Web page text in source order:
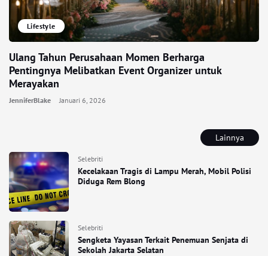
Lainnya
Selebriti
Kecelakaan Tragis di Lampu Merah, Mobil Polisi
Diduga Rem Blong
Selebriti
Sengketa Yayasan Terkait Penemuan Senjata di
Sekolah Jakarta Selatan
Lifestyle
Ulang Tahun Perusahaan Momen Berharga
Pentingnya Melibatkan Event Organizer untuk
Merayakan
JenniferBlake Januari 6, 2026